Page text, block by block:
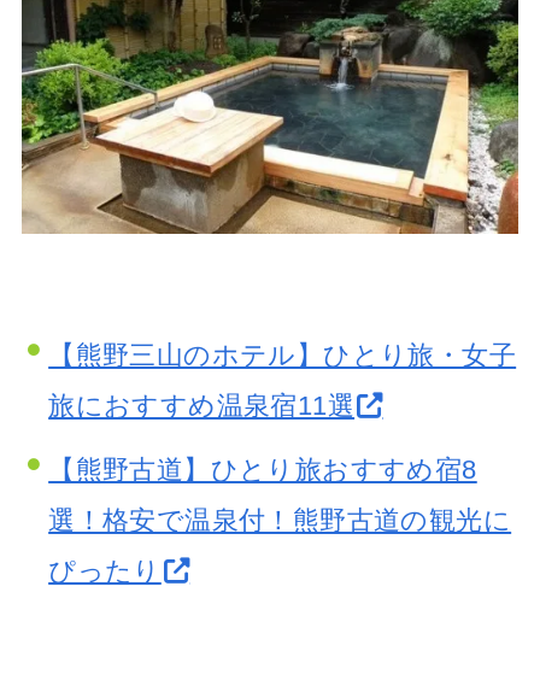
【熊野三山のホテル】ひとり旅・女子
旅におすすめ温泉宿11選
【熊野古道】ひとり旅おすすめ宿8
選！格安で温泉付！熊野古道の観光に
ぴったり